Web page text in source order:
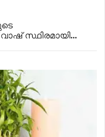
സ്ഥിരമായി
സ്റ്റഡിയിൽ 40